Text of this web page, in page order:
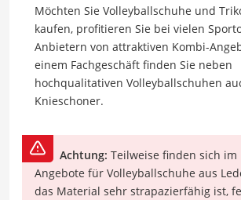
Möchten Sie Volleyballschuhe und
kaufen, profitieren Sie bei vielen
Anbietern von attraktiven Kombi-
einem Fachgeschäft finden Sie neben
hochqualitativen Volleyballschuhen
Knieschoner.
Achtung: Teilweise finden sich
Angebote für Volleyballschuhe aus
das Material sehr strapazierfähig ist,